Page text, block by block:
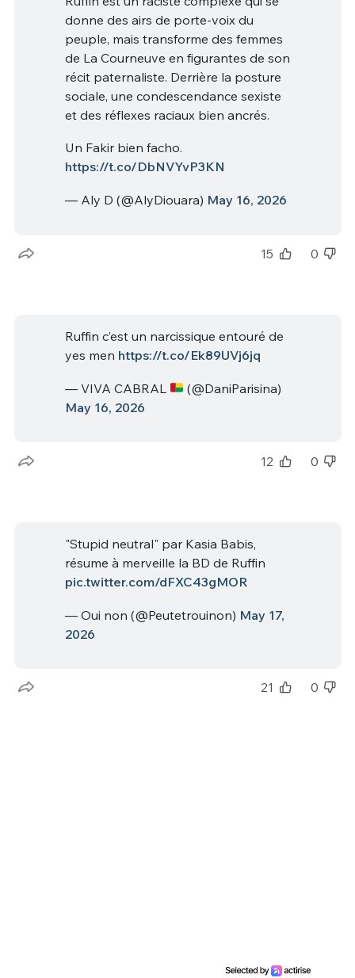
donne des airs de porte-voix du
peuple, mais transforme des femmes
de La Courneuve en figurantes de son
récit paternaliste. Derrière la posture
sociale, une condescendance sexiste
et des réflexes raciaux bien ancrés.
Un Fakir bien facho.
https://t.co/DbNVYvP3KN
— Aly D (@AlyDiouara) May 16, 2026
15 0
Ruffin c’est un narcissique entouré de
yes men https://t.co/Ek89UVj6jq
— VIVA CABRAL
(@DaniParisina)
May 16, 2026
12 0
"Stupid neutral" par Kasia Babis,
résume à merveille la BD de Ruffin
pic.twitter.com/dFXC43gMOR
— Oui non (@Peutetrouinon) May 17,
2026
21 0